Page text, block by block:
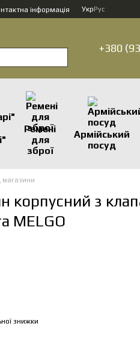
інформація УкрРус
+380
Ремені
для
зброї
Армійський
посуд
магазини
корпусний з
MELGO
знижки